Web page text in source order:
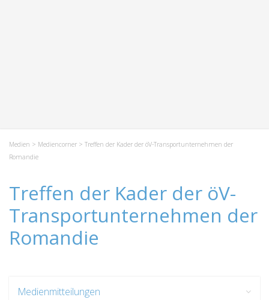
Medien > Mediencorner > Treffen der Kader der öV-Transportunternehmen der
Romandie
Treffen der Kader der öV-
Transportunternehmen der
Romandie
Medienmitteilungen